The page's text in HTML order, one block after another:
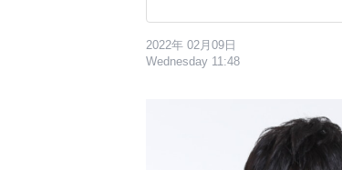
2022年 02月09日
Wednesday 11:48